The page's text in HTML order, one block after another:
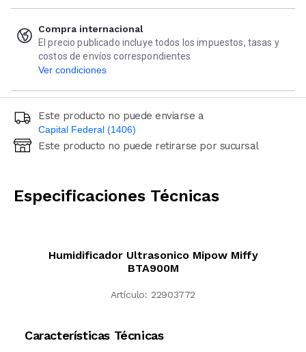
Compra internacional
El precio publicado incluye todos los impuestos, tasas y
costos de envíos correspondientes
Ver condiciones
Este producto no puede enviarse a
Capital Federal (1406)
Ingresá código postal (sólo números)
Este producto no puede retirarse por sucursal
Especificaciones Técnicas
Humidificador Ultrasonico Mipow Miffy
BTA900M
Artículo: 22903772
Características Técnicas